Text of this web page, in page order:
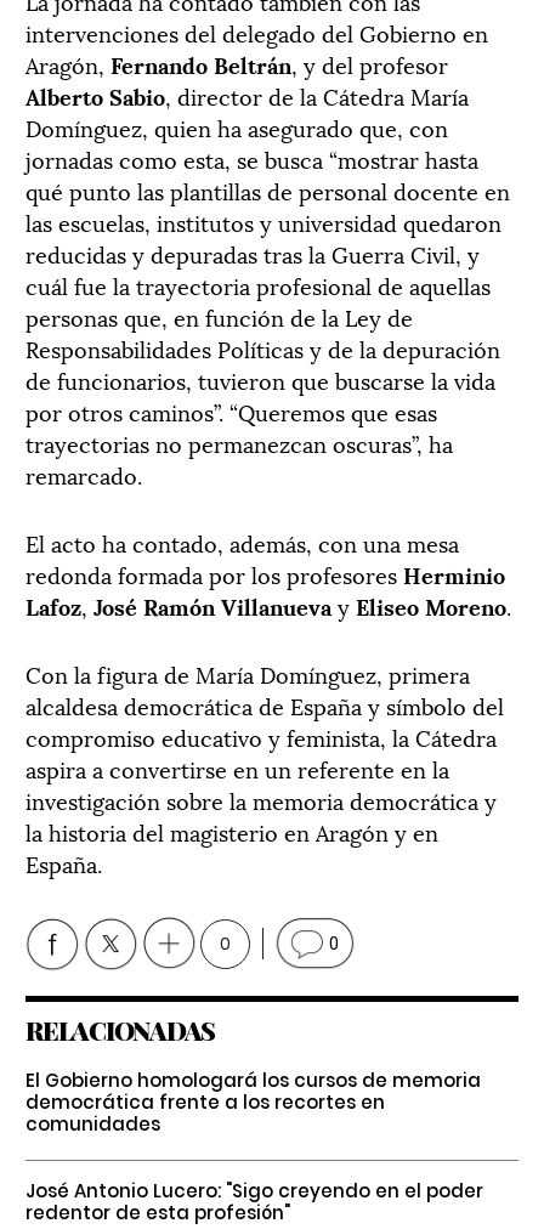
intervenciones del delegado del Gobierno en
Aragón, Fernando Beltrán, y del profesor
Alberto Sabio, director de la Cátedra María
Domínguez, quien ha asegurado que, con
jornadas como esta, se busca “mostrar hasta
qué punto las plantillas de personal docente en
las escuelas, institutos y universidad quedaron
reducidas y depuradas tras la Guerra Civil, y
cuál fue la trayectoria profesional de aquellas
personas que, en función de la Ley de
Responsabilidades Políticas y de la depuración
de funcionarios, tuvieron que buscarse la vida
por otros caminos”. “Queremos que esas
trayectorias no permanezcan oscuras”, ha
remarcado.
El acto ha contado, además, con una mesa
redonda formada por los profesoresHerminio
Lafoz, José Ramón Villanueva yEliseo Moreno.
Con la figura de María Domínguez, primera
alcaldesa democrática de España y símbolo del
compromiso educativo y feminista, la Cátedra
aspira a convertirse en un referente en la
investigación sobre la memoria democrática y
la historia del magisterio en Aragón y en
España.
0 0
RELACIONADAS
El Gobierno homologará los cursos de memoria
democrática frente a los recortes en
comunidades
José Antonio Lucero: "Sigo creyendo en el poder
redentor de esta profesión"